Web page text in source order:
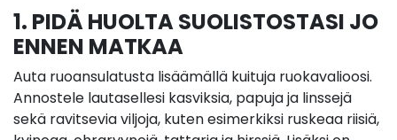
1. PIDÄ HUOLTA SUOLISTOSTASI JO
ENNEN MATKAA
Auta ruoansulatusta lisäämällä kuituja ruokavalioosi.
Annostele lautasellesi kasviksia, papuja ja linssejä
sekä ravitsevia viljoja, kuten esimerkiksi ruskeaa riisiä,